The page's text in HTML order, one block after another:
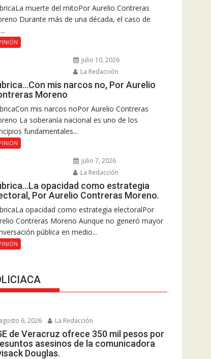
muerte del mitoPor Aurelio Contreras
Durante más de una década, el caso de
julio 10, 2026
La Redacción
mis narcos no, Por Aurelio
Moreno
mis narcos noPor Aurelio Contreras
La soberanía nacional es uno de los
fundamentales...
julio 7, 2026
La Redacción
opacidad como estrategia
Por Aurelio Contreras Moreno.
opacidad como estrategia electoralPor
Contreras Moreno Aunque no generó mayor
pública en medio...
agosto 6, 2026 La Redacción
de Veracruz ofrece 350 mil pesos por
asesinos de la comunicadora
Douglas.